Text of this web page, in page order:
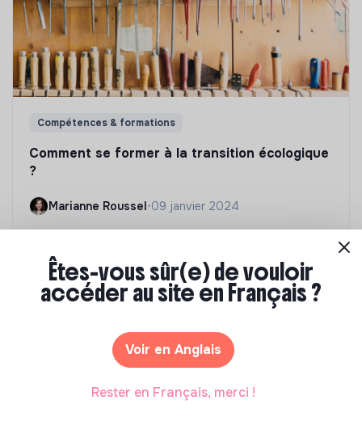
Compétences & formations
Comment se former à la transition écologique
?
Marianne Roussel•09 janvier 2024
Êtes-vous sûr(e) de vouloir
accéder au site en Français ?
Voir en Anglais
Rester en Français, merci !